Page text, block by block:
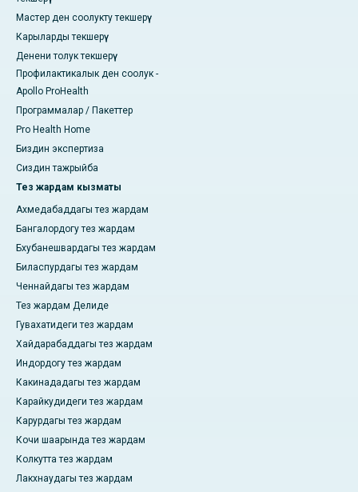
Мастер ден соолукту текшерүү
Карыларды текшерүү
Денени толук текшерүү
Профилактикалык ден соолук -
Apollo ProHealth
Программалар / Пакеттер
Pro Health Home
Биздин экспертиза
Сиздин тажрыйба
Тез жардам кызматы
Ахмедабаддагы тез жардам
Бангалордогу тез жардам
Бхубанешвардагы тез жардам
Биласпурдагы тез жардам
Ченнайдагы тез жардам
Тез жардам Делиде
Гувахатидеги тез жардам
Хайдарабаддагы тез жардам
Индордогу тез жардам
Какинададагы тез жардам
Карайкудидеги тез жардам
Карурдагы тез жардам
Кочи шаарында тез жардам
Колкутта тез жардам
Лакхнаудагы тез жардам